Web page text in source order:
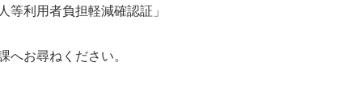
等利用者負担軽減確認証」
へお尋ねください。